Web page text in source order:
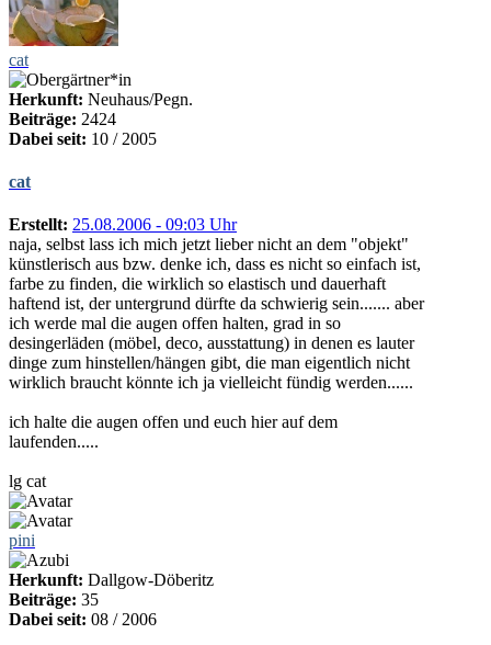
cat
Herkunft: Neuhaus/Pegn.
Beiträge: 2424
Dabei seit: 10 / 2005
cat
Erstellt: 25.08.2006 - 09:03 Uhr
naja, selbst lass ich mich jetzt lieber nicht an dem "objekt"
künstlerisch aus bzw. denke ich, dass es nicht so einfach ist,
farbe zu finden, die wirklich so elastisch und dauerhaft
haftend ist, der untergrund dürfte da schwierig sein....... aber
ich werde mal die augen offen halten, grad in so
desingerläden (möbel, deco, ausstattung) in denen es lauter
dinge zum hinstellen/hängen gibt, die man eigentlich nicht
wirklich braucht könnte ich ja vielleicht fündig werden......
ich halte die augen offen und euch hier auf dem
laufenden.....
lg cat
pini
Herkunft: Dallgow-Döberitz
Beiträge: 35
Dabei seit: 08 / 2006